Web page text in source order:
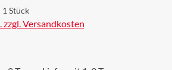
1 Stück
zzgl. Versandkosten